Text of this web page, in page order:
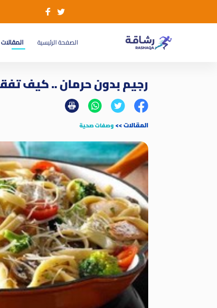
الصفحة الرئيسية
(current) المقالات
رجيم بدون حرمان .. كيف
المقالات>>وصفات صحية